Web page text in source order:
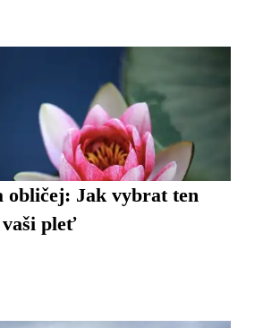
obličej: Jak vybrat ten
pleť